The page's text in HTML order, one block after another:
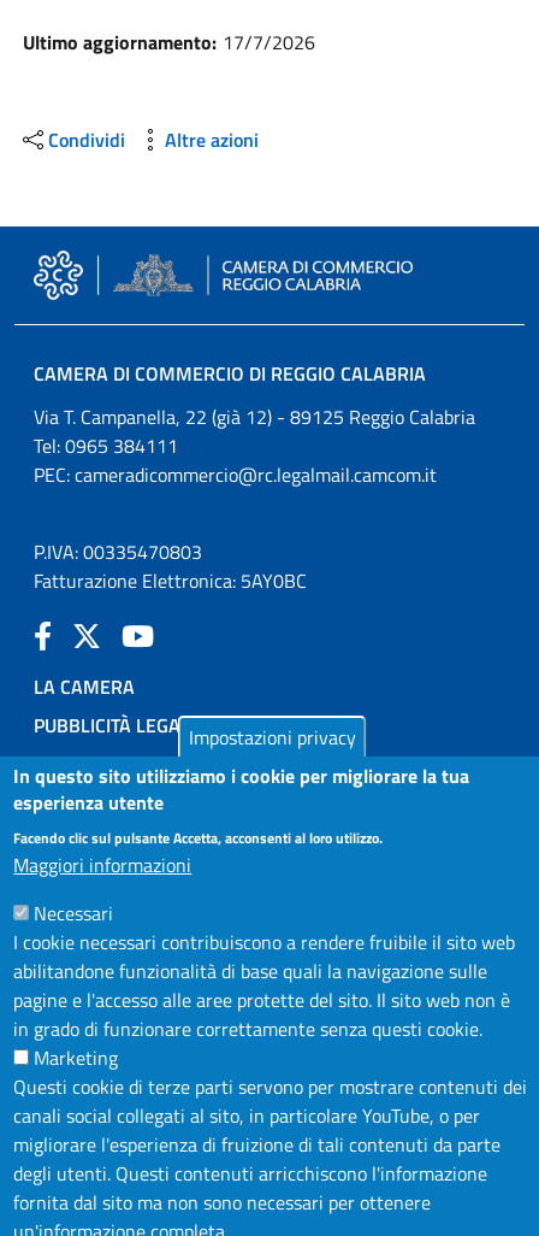
Ultimo aggiornamento: 17/7/2026
Condividi Altre azioni
CAMERA DI COMMERCIO DI REGGIO CALABRIA
Via T. Campanella, 22 (già 12) - 89125 Reggio Calabria
Tel: 0965 384111
PEC:cameradicommercio@rc.legalmail.camcom.it
P.IVA: 00335470803
Fatturazione Elettronica: 5AY0BC
LA CAMERA
PUBBLICITÀ LEGALE
AMMINISTRAZIONE TRASPARENTE
AZIENDA SPECIALE IN.FORM.A.
AZIENDA SPECIALE SSEA
MODULISTICA
SERVIZIONLINE
URP
INFORMAZIONE ECONOMICA E STATISTICA
NOTE LEGALI
PRIVACY POLICY
DICHIARAZIONE DI ACCESSIBILITÀ
FEEDBACK ACCESSIBILITÀ
CREDITS
Impostazioni privacy
In questo sito utilizziamo i cookie per migliorare la tua
esperienza utente
Facendo clic sul pulsante Accetta, acconsenti al loro utilizzo.
Maggiori informazioni
Necessari
I cookie necessari contribuiscono a rendere fruibile il sito web
abilitandone funzionalità di base quali la navigazione sulle
pagine e l'accesso alle aree protette del sito. Il sito web non è
in grado di funzionare correttamente senza questi cookie.
Marketing
Questi cookie di terze parti servono per mostrare contenuti dei
canali social collegati al sito, in particolare YouTube, o per
migliorare l'esperienza di fruizione di tali contenuti da parte
degli utenti. Questi contenuti arricchiscono l'informazione
fornita dal sito ma non sono necessari per ottenere